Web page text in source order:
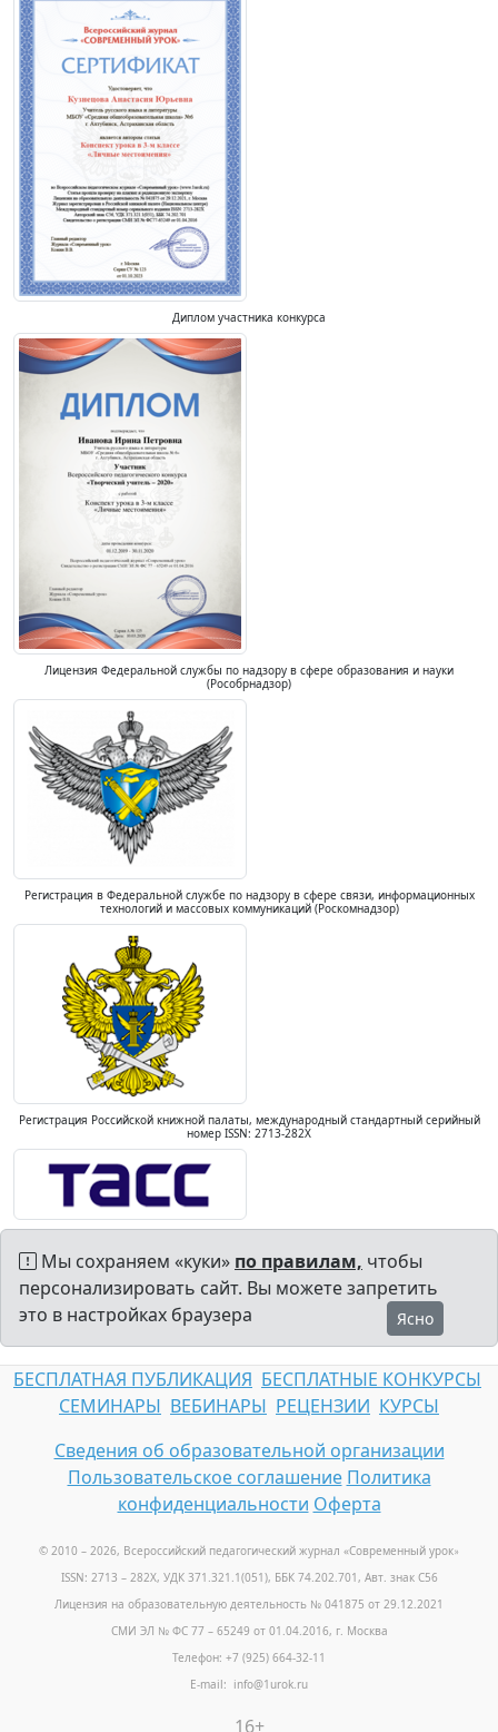
Диплом участника конкурса
Лицензия Федеральной службы по надзору в сфере образования и науки
(Рособрнадзор)
Регистрация в Федеральной службе по надзору в сфере связи, информационных
технологий и массовых коммуникаций (Роскомнадзор)
Регистрация Российской книжной палаты, международный стандартный серийный
номер ISSN: 2713-282X
Мы сохраняем «куки» по правилам, чтобы
персонализировать сайт. Вы можете запретить
это в настройках браузера
Ясно
БЕСПЛАТНАЯ ПУБЛИКАЦИЯ БЕСПЛАТНЫЕ КОНКУРСЫ
СЕМИНАРЫ ВЕБИНАРЫ РЕЦЕНЗИИ КУРСЫ
Сведения об образовательной организации
Пользовательское соглашение Политика
конфиденциальности Оферта
© 2010 – 2026, Всероссийский педагогический журнал «Современный урок»
ISSN: 2713 – 282X, УДК 371.321.1(051), ББК 74.202.701, Авт. знак С56
Лицензия на образовательную деятельность № 041875 от 29.12.2021
СМИ ЭЛ № ФС 77 – 65249 от 01.04.2016, г. Москва
Телефон: +7 (925) 664-32-11
E-mail: info@1urok.ru
16+